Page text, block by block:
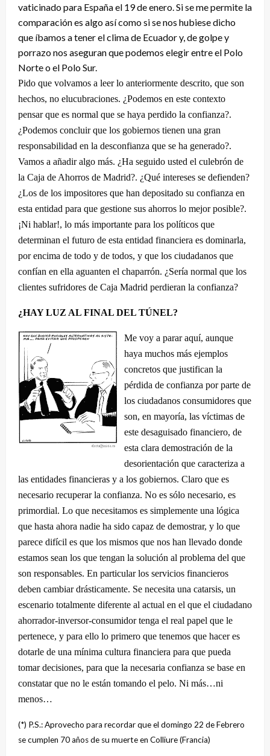
vaticinado para España el 19 de enero. Si se me permite la
comparación es algo así como si se nos hubiese dicho
que íbamos a tener el clima de Ecuador y, de golpe y
porrazo nos aseguran que podemos elegir entre el Polo
Norte o el Polo Sur.
Pido que volvamos a leer lo anteriormente descrito, que son
hechos, no elucubraciones. ¿Podemos en este contexto
pensar que es normal que se haya perdido la confianza?.
¿Podemos concluir que los gobiernos tienen una gran
responsabilidad en la desconfianza que se ha generado?.
Vamos a añadir algo más. ¿Ha seguido usted el culebrón de
la Caja de Ahorros de Madrid?. ¿Qué intereses se defienden?
¿Los de los impositores que han depositado su confianza en
esta entidad para que gestione sus ahorros lo mejor posible?.
¡Ni hablar!, lo más importante para los políticos que
determinan el futuro de esta entidad financiera es dominarla,
por encima de todo y de todos, y que los ciudadanos que
confían en ella aguanten el chaparrón. ¿Sería normal que los
clientes sufridores de Caja Madrid perdieran la confianza?
¿HAY LUZ AL FINAL DEL TÚNEL?
Me voy a parar aquí, aunque
haya muchos más ejemplos
concretos que justifican la
pérdida de confianza por parte de
los ciudadanos consumidores que
son, en mayoría, las víctimas de
este desaguisado financiero, de
esta clara demostración de la
desorientación que caracteriza a
las entidades financieras y a los gobiernos. Claro que es
necesario recuperar la confianza. No es sólo necesario, es
primordial. Lo que necesitamos es simplemente una lógica
que hasta ahora nadie ha sido capaz de demostrar, y lo que
parece difícil es que los mismos que nos han llevado donde
estamos sean los que tengan la solución al problema del que
son responsables. En particular los servicios financieros
deben cambiar drásticamente. Se necesita una catarsis, un
escenario totalmente diferente al actual en el que el ciudadano
ahorrador-inversor-consumidor tenga el real papel que le
pertenece, y para ello lo primero que tenemos que hacer es
dotarle de una mínima cultura financiera para que pueda
tomar decisiones, para que la necesaria confianza se base en
constatar que no le están tomando el pelo. Ni más…ni
menos…
(*) P.S.: Aprovecho para recordar que el domingo 22 de Febrero
se cumplen 70 años de su muerte en Colliure (Francia)